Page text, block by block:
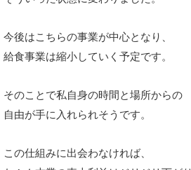
今後はこちらの事業が中心となり、
給食事業は縮小していく予定です。
そのことで私自身の時間と場所からの
自由が手に入れられそうです。
この仕組みに出会わなければ、